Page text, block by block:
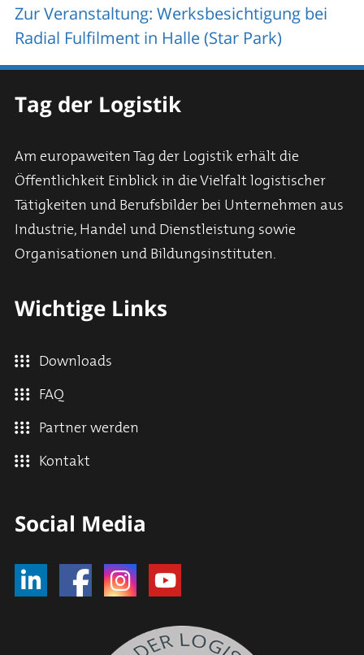
Zur Veranstaltung: Werksbesichtigung bei
Radial Fulfilment in Halle (Star Park)
Tag der Logistik
Am europaweiten Tag der Logistik erhält die
Öffentlichkeit Einblick in die Vielfalt logistischer
Tätigkeiten und Berufsbilder bei Unternehmen aus
Industrie, Handel und Dienstleistung sowie
Organisationen und Bildungsinstituten.
Wichtige Links
Downloads
FAQ
Partner werden
Kontakt
Social Media